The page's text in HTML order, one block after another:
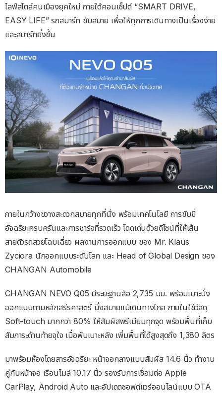
ไลฟ์สไตล์คนเมืองยุคใหม่ ภายใต้คอนเซ็ปต์ “SMART DRIVE,
EASY LIFE” รถสมาร์ท ขับสบาย เพื่อให้ทุกการเดินทางเป็นเรื่องง่าย
และสมาร์ทยิ่งขึ้น
ภายในกว้างขวางสะดวกสบายทุกที่นั่ง พร้อมเทคโนโลยี การขับขี่
อัจฉริยะครบครันและการชาร์จที่รวดเร็ว โดดเด่นด้วยดีไซน์ที่ให้เส้น
สายตัวรถสวยโฉบเฉี่ยว ผลงานการออกแบบ ของ Mr. Klaus
Zyciora นักออกแบบระดับโลก และ Head of Global Design ของ
CHANGAN Automobile
CHANGAN NEVO Q05 มีระยะฐานล้อ 2,735 มม. พร้อมเบาะนั่ง
ออกแบบตามหลักสรีรศาสตร์ นั่งสบายแม้เดินทางไกล ภายในใช้วัสดุ
Soft-touch มากกว่า 80% ให้สัมผัสพรีเมียมทุกจุด พร้อมพื้นที่เก็บ
สัมภาระด้านท้ายจุใจ เมื่อพับเบาะหลัง เพิ่มพื้นที่ได้สูงสุดถึง 1,380 ลิตร
มาพร้อมห้องโดยสารอัจฉริยะ หน้าจอกลางแบบสัมผัส 14.6 นิ้ว ทำงาน
คู่กับหน้าจอ เรือนไมล์ 10.17 นิ้ว รองรับการเชื่อมต่อ Apple
CarPlay, Android Auto และอัปเดตซอฟต์แวร์ออนไลน์แบบ OTA